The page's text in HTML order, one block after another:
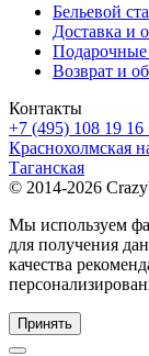
Бельевой
Доставка и
Возврат и
Контакты
+7 (495) 108 19 16
Краснохолмская
Таганская
© 2014-2026
Мы используем
для получения
качества
Принять